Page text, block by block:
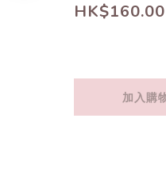
HK$160.00
加入購